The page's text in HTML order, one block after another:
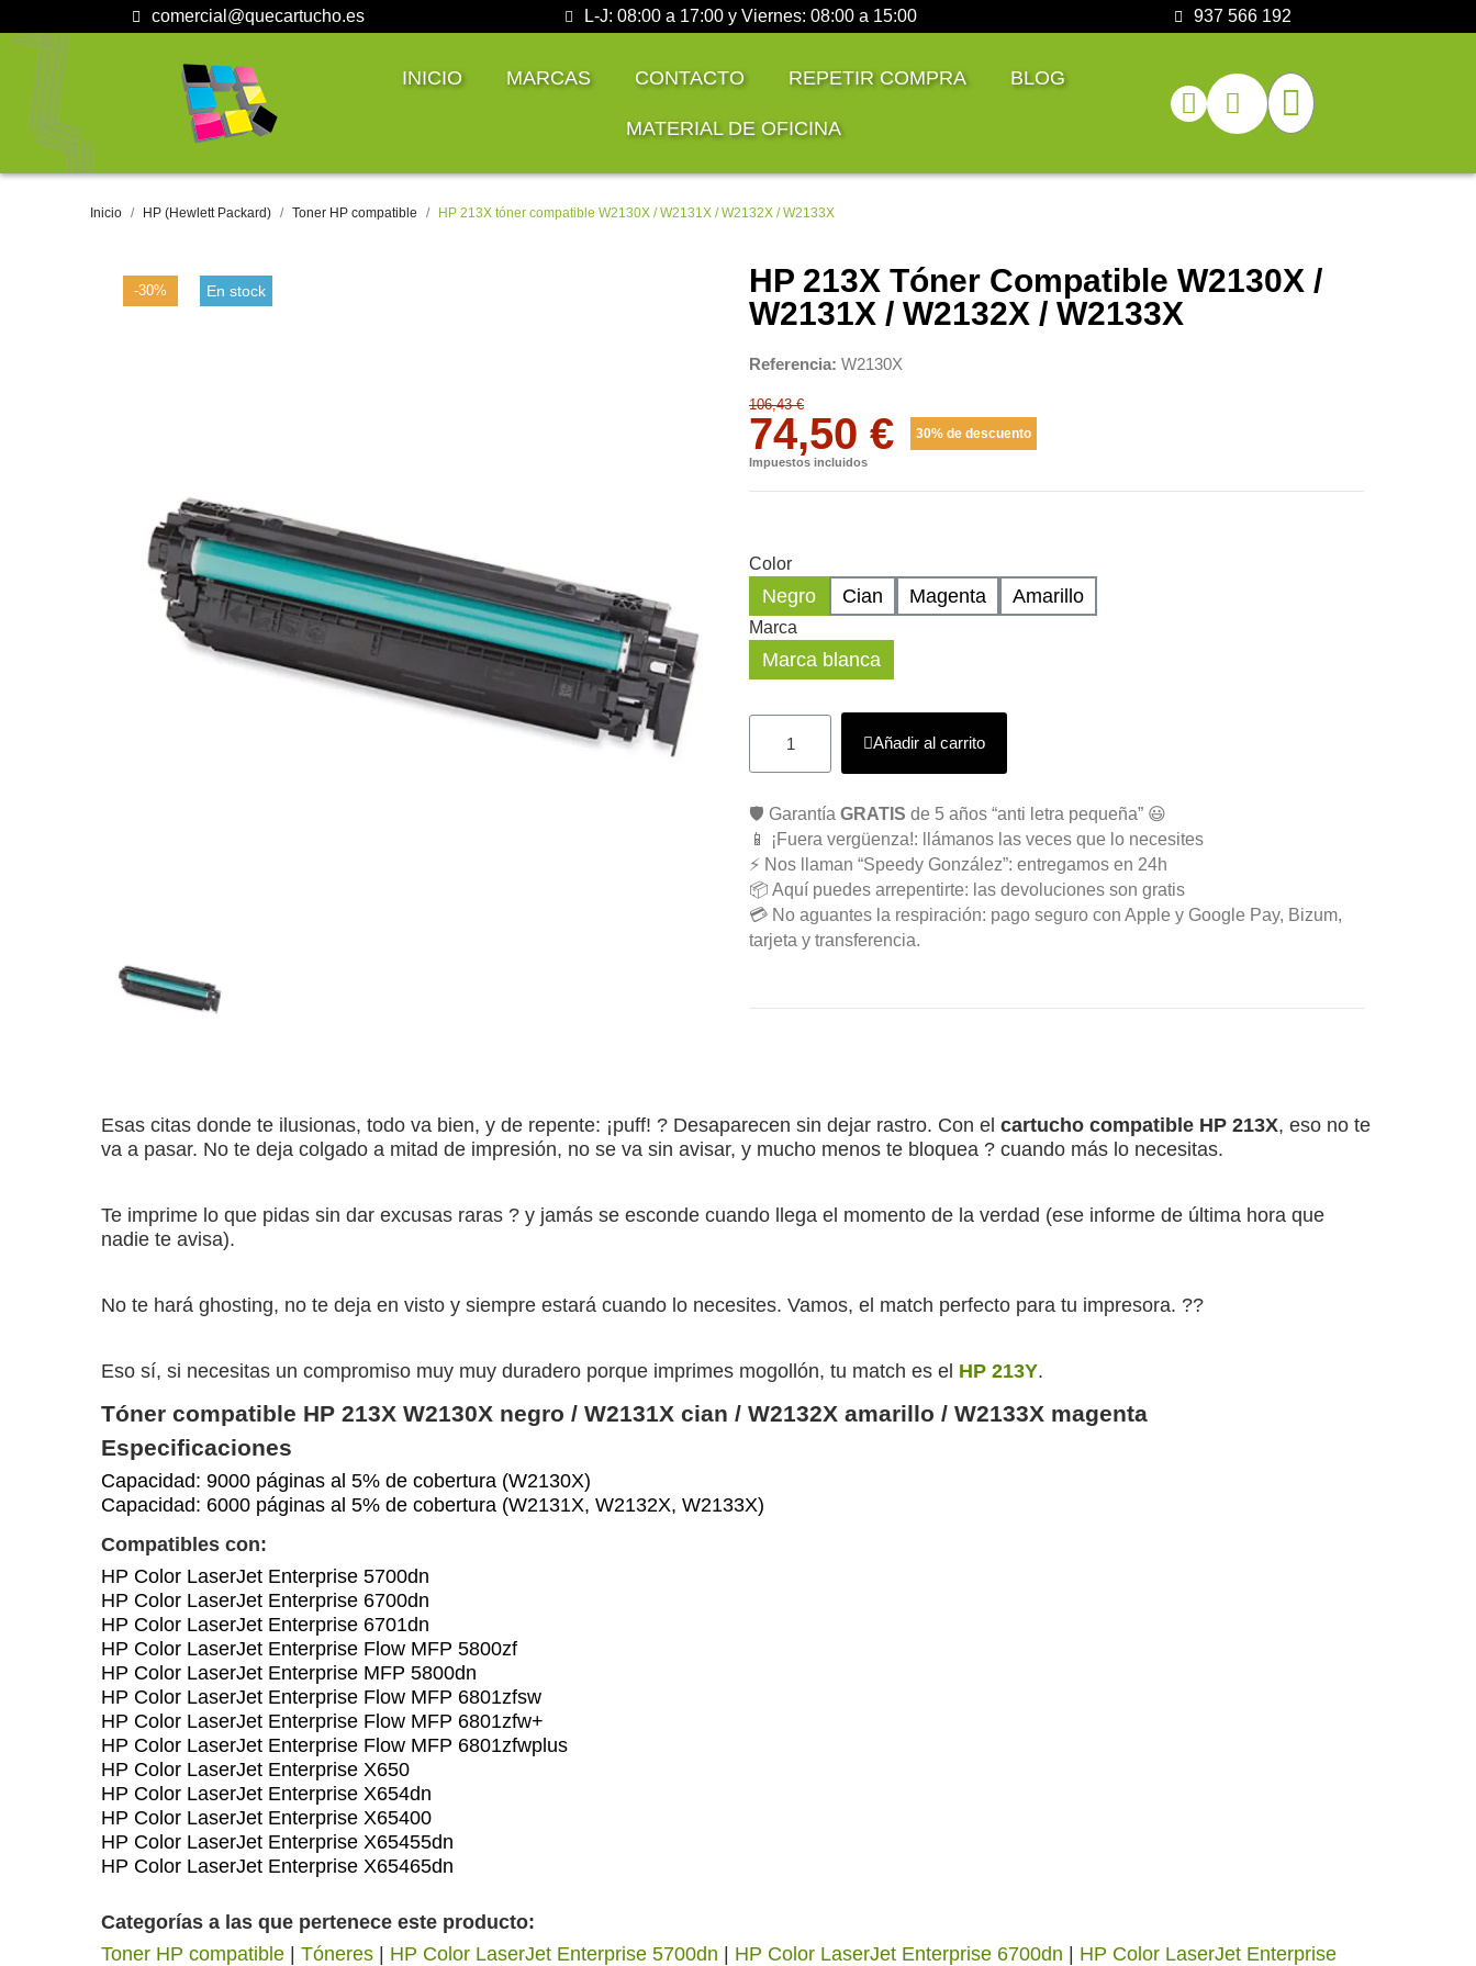
comercial@quecartucho.es L-J: 08:00 a 17:00 y Viernes: 08:00 a 15:00 937 566 192
INICIO MARCAS CONTACTO REPETIR COMPRA BLOG
MATERIAL DE OFICINA
Inicio HP (Hewlett Packard) Toner HP compatible HP 213X tóner compatible W2130X / W2131X / W2132X / W2133X
-30% En stock
HP 213X Tóner Compatible W2130X /
W2131X / W2132X / W2133X
Referencia W2130X
106,43 €
74,50 € 30% de descuento
Impuestos incluidos
Color
Negro Cian Magenta Amarillo
Marca
Marca blanca
Añadir al carrito
🛡️ Garantía GRATIS de 5 años “anti letra pequeña” 😃
📱 ¡Fuera vergüenza!: llámanos las veces que lo necesites
⚡ Nos llaman “Speedy González”: entregamos en 24h
📦 Aquí puedes arrepentirte: las devoluciones son gratis
💳 No aguantes la respiración: pago seguro con Apple y Google Pay, Bizum,
tarjeta y transferencia.
Esas citas donde te ilusionas, todo va bien, y de repente: ¡puff! ? Desaparecen sin dejar rastro. Con el cartucho compatible HP 213X, eso no te
va a pasar. No te deja colgado a mitad de impresión, no se va sin avisar, y mucho menos te bloquea ? cuando más lo necesitas.
Te imprime lo que pidas sin dar excusas raras ? y jamás se esconde cuando llega el momento de la verdad (ese informe de última hora que
nadie te avisa).
No te hará ghosting, no te deja en visto y siempre estará cuando lo necesites. Vamos, el match perfecto para tu impresora. ??
Eso sí, si necesitas un compromiso muy muy duradero porque imprimes mogollón, tu match es el HP 213Y.
Tóner compatible HP 213X W2130X negro / W2131X cian / W2132X amarillo / W2133X magenta
Especificaciones
Capacidad: 9000 páginas al 5% de cobertura (W2130X)
Capacidad: 6000 páginas al 5% de cobertura (W2131X, W2132X, W2133X)
Compatibles con:
HP Color LaserJet Enterprise 5700dn
HP Color LaserJet Enterprise 6700dn
HP Color LaserJet Enterprise 6701dn
HP Color LaserJet Enterprise Flow MFP 5800zf
HP Color LaserJet Enterprise MFP 5800dn
HP Color LaserJet Enterprise Flow MFP 6801zfsw
HP Color LaserJet Enterprise Flow MFP 6801zfw+
HP Color LaserJet Enterprise Flow MFP 6801zfwplus
HP Color LaserJet Enterprise X650
HP Color LaserJet Enterprise X654dn
HP Color LaserJet Enterprise X65400
HP Color LaserJet Enterprise X65455dn
HP Color LaserJet Enterprise X65465dn
Categorías a las que pertenece este producto:
Toner HP compatible
Tóneres HP Color LaserJet Enterprise 5700dn HP Color LaserJet Enterprise 6700dn
HP Color LaserJet Enterprise